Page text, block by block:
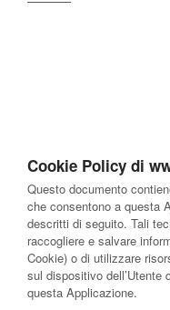
Cookie Policy di
Questo documento
che consentono a questa
descritti di seguito. Tali
raccogliere e salvare
Cookie) o di utilizzare
sul dispositivo dell’Utente
questa Applicazione.